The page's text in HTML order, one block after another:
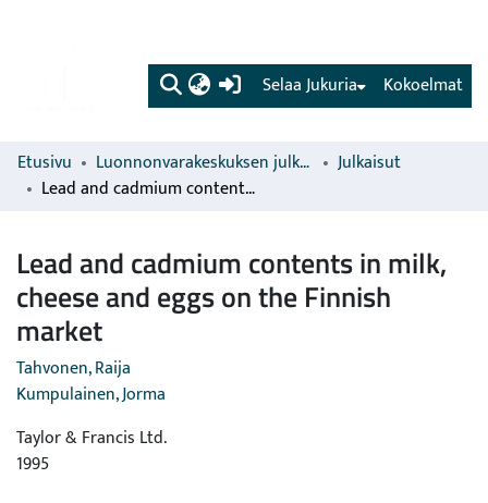
(current) Kokoelmat
Selaa Jukuria
Etusivu Luonnonvarakeskuksen julkaisut
Julkaisut
Lead and cadmium contents in milk, cheese and eggs on the Finnish market
Lead and cadmium contents in milk,
cheese and eggs on the Finnish
market
Tahvonen, Raija
Kumpulainen, Jorma
Taylor & Francis Ltd.
1995